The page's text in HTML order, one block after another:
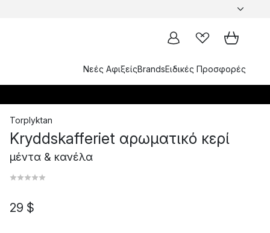
Νεές ΑφιξείςBrandsΕιδικές Προσφορές
Torplyktan
Kryddskafferiet αρωματικό κερί
μέντα & κανέλα
29 $